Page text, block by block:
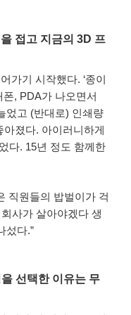
접고 지금의 3D 프
가기 시작했다. ‘종이
폰, PDA가 나오면서
었고 (반대로) 인쇄량
졌다. 아이러니하게
다. 15년 정도 함께한
직원들의 밥벌이가 걱
사가 살아야겠다 생
섰다.”
선택한 이유는 무